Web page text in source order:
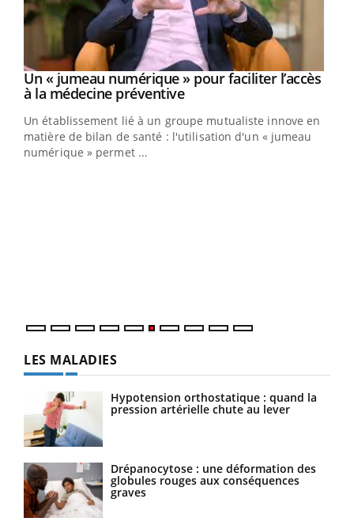
Youtube
Un « jumeau numérique » pour faciliter l’accès
à la médecine préventiveYoutube
Un établissement lié à un groupe mutualiste innove en
matière de bilan de santé : l'utilisation d'un « jumeau
numérique » permet ...
LES MALADIES
Hypotension orthostatique : quand la
pression artérielle chute au lever
Drépanocytose : une déformation des
globules rouges aux conséquences
graves